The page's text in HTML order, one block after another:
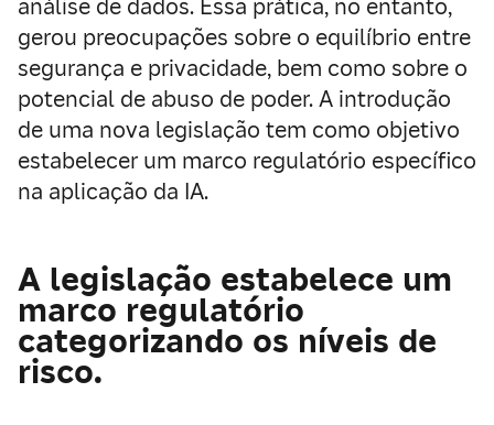
análise de dados. Essa prática, no entanto,
gerou preocupações sobre o equilíbrio entre
segurança e privacidade, bem como sobre o
potencial de abuso de poder. A introdução
de uma nova legislação tem como objetivo
estabelecer um marco regulatório específico
na aplicação da IA.
A legislação estabelece um
marco regulatório
categorizando os níveis de
risco.